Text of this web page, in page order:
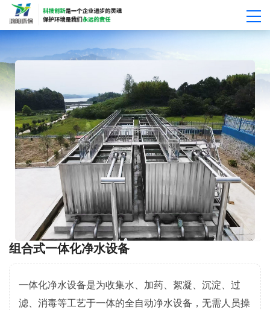
组合式一体化净水设备
一体化净水设备是为收集水、加药、絮凝、沉淀、过
滤、消毒等工艺于一体的全自动净水设备，无需人员操